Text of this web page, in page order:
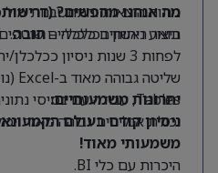
ניתוח הוצאות והתחשבנות
ביצוע ניתוחים כלכליים
מה אנחנו מחפשים?
תואר ראשון בכלכלה –חובה.
לפחות 3 שנות ניסיון ככלכלן/ית –
Tables, עבודה עם בסיסי נתונים גדולים) –
יכולת אנליטית גבוהה מאוד
יתרונות משמעותיים:
משמעותי מאוד!
היכרות עם כלי BI.